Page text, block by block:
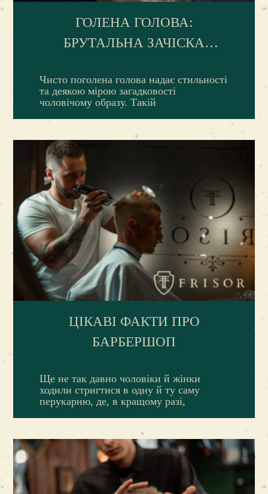
ГОЛЕНА ГОЛОВА:
БРУТАЛЬНА ЗАЧІСКА
Чисто поголена голова надає стильності
та деякою мірою загадковості
чоловічому образу. Такій
ЦІКАВІ ФАКТИ ПРО
БАРБЕРШОП
Ще не так давно чоловіки й жінки
ходили стригтися в одну й ту саму
перукарню, де, в кращому разі,